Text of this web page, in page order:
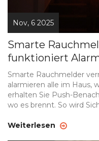
Nov, 6 2025
Smarte
funktioniert
Smarte Rauchmelder
alarmieren alle im Haus,
erhalten Sie Push-
wo es brennt. So wird
Weiterlesen